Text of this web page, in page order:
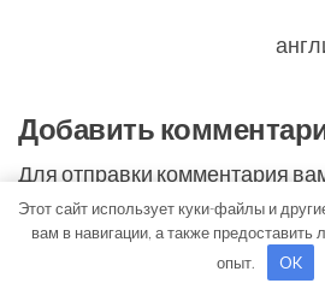
Добавить
Для отправки комментария
авторизоваться.
Этот сайт использует куки-файлы и
вам в навигации, а также предоставить
опыт.
OK